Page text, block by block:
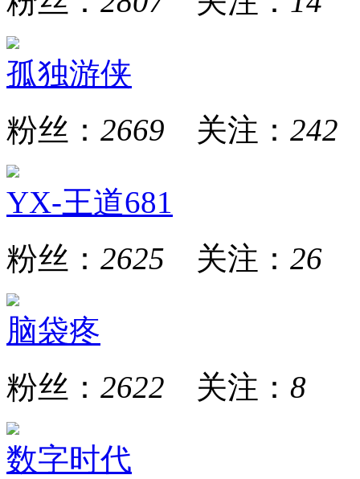
孤独游侠
粉丝： 2669 关注： 242
YX-王道681
粉丝： 2625 关注： 26
脑袋疼
粉丝： 2622 关注： 8
数字时代